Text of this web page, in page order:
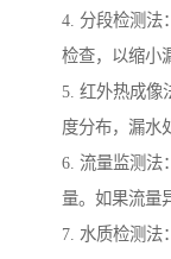
4. 分段检测法
检查，以缩小
5. 红外热成像
度分布，漏水
6. 流量监测法
量。如果流量
7. 水质检测法